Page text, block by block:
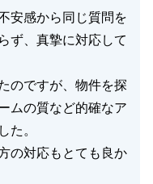
安感から同じ質問を
ず、真摯に対応して
のですが、物件を探
ムの質など的確なア
た。
の対応もとても良か